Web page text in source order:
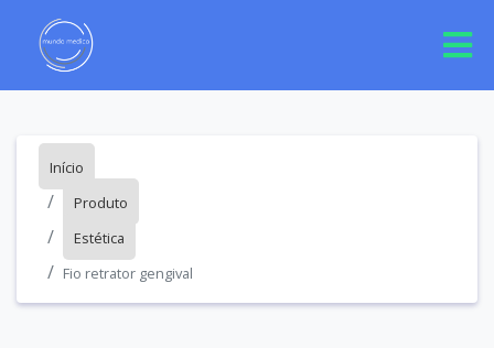
Início
Produto
Estética
Fio retrator gengival